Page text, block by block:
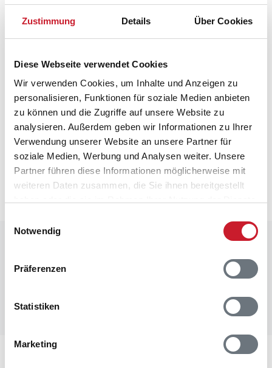
Zustimmung Details Über Cookies
Diese Webseite verwendet Cookies
Wir verwenden Cookies, um Inhalte und Anzeigen zu
personalisieren, Funktionen für soziale Medien anbieten
zu können und die Zugriffe auf unsere Website zu
analysieren. Außerdem geben wir Informationen zu Ihrer
Verwendung unserer Website an unsere Partner für
soziale Medien, Werbung und Analysen weiter. Unsere
Partner führen diese Informationen möglicherweise mit
weiteren Daten zusammen, die Sie ihnen bereitgestellt
Notwendig
Präferenzen
Statistiken
Marketing
CEE-Stecker mit 16 Ampere vorhanden, Kabel
mitbringen
Mit Kühlfunktion
Sonstiges
Chromecast
Neben- und Verbrauchskosten
Die aktuellen Verbrauchskosten finden Sie im
nächsten Schritt im Buchungsformular.
Leider liegen uns zurzeit keine Grundrisse vor.
Ferienhauses Informationen zur Raumaufteilung.